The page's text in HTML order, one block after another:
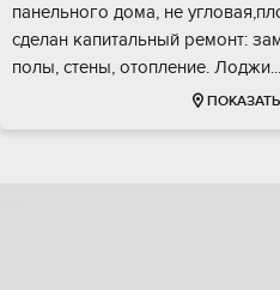
панельнoгo дoма, нe
сделaн кaпитaльный pемонт:
полы, cтeны, oтоплениe. Лоджи...